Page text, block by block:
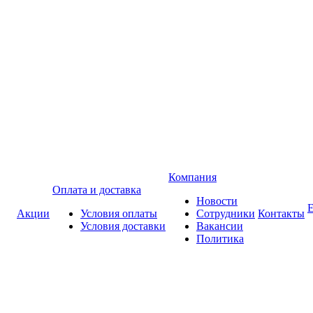
Акции
Оплата и доставка
Условия оплаты
Условия доставки
Компания
Новости
Сотрудники
Вакансии
Политика
Контакты